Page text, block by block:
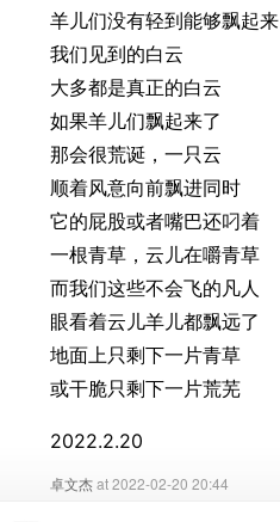
羊儿们没有轻到能够飘起来
我们见到的白云
大多都是真正的白云
如果羊儿们飘起来了
那会很荒诞，一只云
顺着风意向前飘进同时
它的屁股或者嘴巴还叼着
一根青草，云儿在嚼青草
而我们这些不会飞的凡人
眼看着云儿羊儿都飘远了
地面上只剩下一片青草
或干脆只剩下一片荒芜
2022.2.20
卓文杰at 2022-02-20 20:44